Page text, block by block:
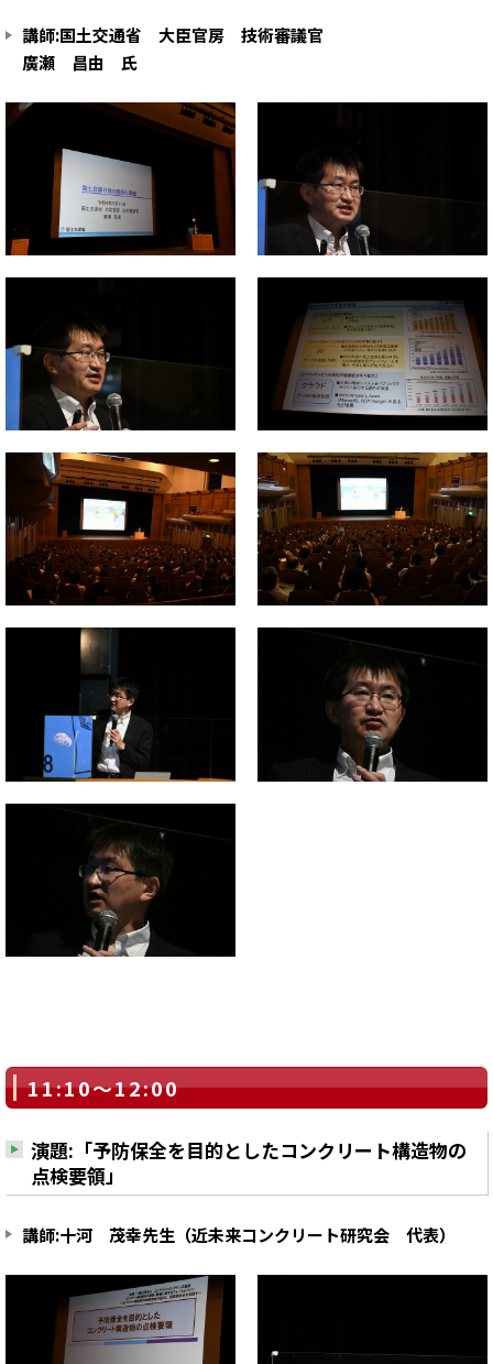
講師:国土交通省 大臣官房 技術審議官
廣瀬 昌由 氏
11:10～12:00
演題:「予防保全を目的としたコンクリート構造物の
点検要領」
講師:十河 茂幸先生（近未来コンクリート研究会 代表）